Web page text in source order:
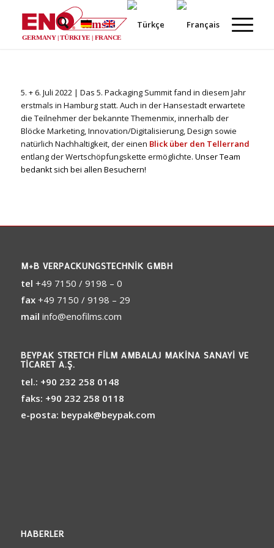
films
®
GERMANY | TÜRKIYE | FRANCE
5. + 6. Juli 2022 | Das 5. Packaging Summit fand in diesem Jahr
erstmals in Hamburg statt. Auch in der Hansestadt erwartete
die Teilnehmer der bekannte Themenmix, innerhalb der
Blöcke Marketing, Innovation/Digitalisierung, Design sowie
natürlich Nachhaltigkeit, der einen Blick über den Tellerrand
entlang der Wertschöpfungskette ermöglichte. Unser Team
bedankt sich bei allen Besuchern!
M+B VERPACKUNGSTECHNIK GMBH
tel +49 7150 / 9198 – 0
fax +49 7150 / 9198 – 29
mail info@enofilms.com
BEYPAK STRETCH FILM AMBALAJ MAKINA SANAYI VE
TICARET A.Ş.
tel.: +90 232 258 0148
faks: +90 232 258 0118
e-posta: beypak@beypak.com
HABERLER